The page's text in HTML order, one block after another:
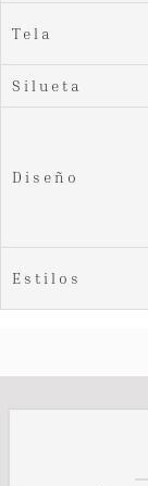
Tela
Silueta
Diseño
Estilos